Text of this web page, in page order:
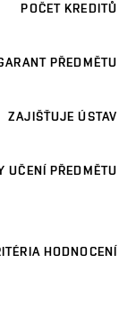
POČET KREDITŮ
PŘEDMĚTU
ZAJIŠŤUJE ÚSTAV
UČENÍ PŘEDMĚTU
HODNOCENÍ